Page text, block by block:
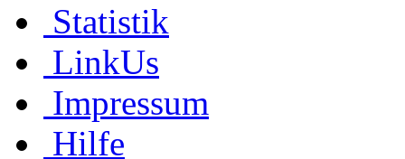
Statistik
LinkUs
Impressum
Hilfe